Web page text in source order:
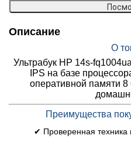
Описание
О
Ультрабук HP 14s-
IPS на базе
оперативной памяти
Преимущества
✔ Проверенная техника